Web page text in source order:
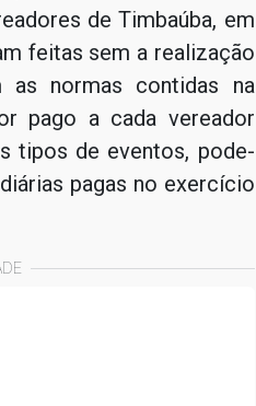
de Timbaúba, em
feitas sem a realização
normas contidas na
pago a cada vereador
tipos de eventos, pode-
pagas no exercício